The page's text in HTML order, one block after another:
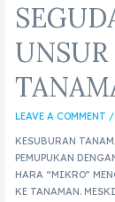
LEAVE A COMMENT /
KESUBURAN
PEMUPUKAN
HARA “MIKRO”
KE TANAMAN.